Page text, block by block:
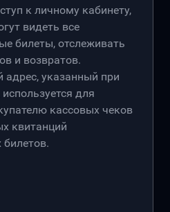
к личному кабинету,
видеть все
билеты, отслеживать
и возвратов.
адрес, указанный при
для
кассовых чеков
квитанций
билетов.